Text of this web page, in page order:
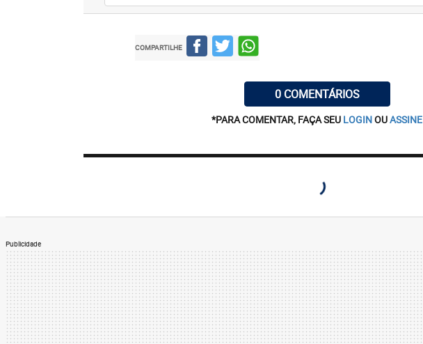
COMPARTILHE
0 COMENTÁRIOS
*PARA COMENTAR, FAÇA SEU LOGINOUASSINE
Publicidade